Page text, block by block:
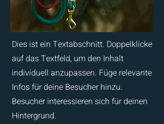
Dies ist ein Textabschnitt. Doppelklicke
auf das Textfeld, um den Inhalt
individuell anzupassen. Füge relevante
Infos für deine Besucher hinzu.
Besucher interessieren sich für deinen
Hintergrund.